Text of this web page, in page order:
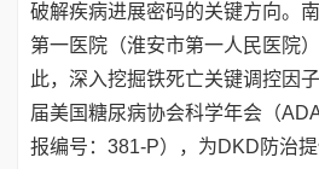
破解疾病进展密码的关键方向。
第一医院（淮安市第一人民医院
此，深入挖掘铁死亡关键调控因
届美国糖尿病协会科学年会（
报编号：381-P），为DKD防治